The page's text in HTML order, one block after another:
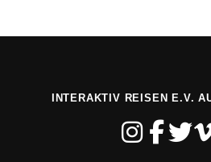
INTERAKTIV REISEN E.V.